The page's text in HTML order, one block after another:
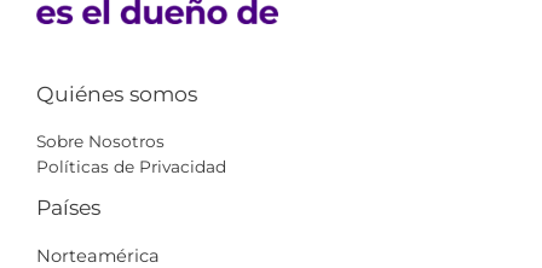
Quiénes somos
Sobre Nosotros
Políticas de Privacidad
Países
Norteamérica